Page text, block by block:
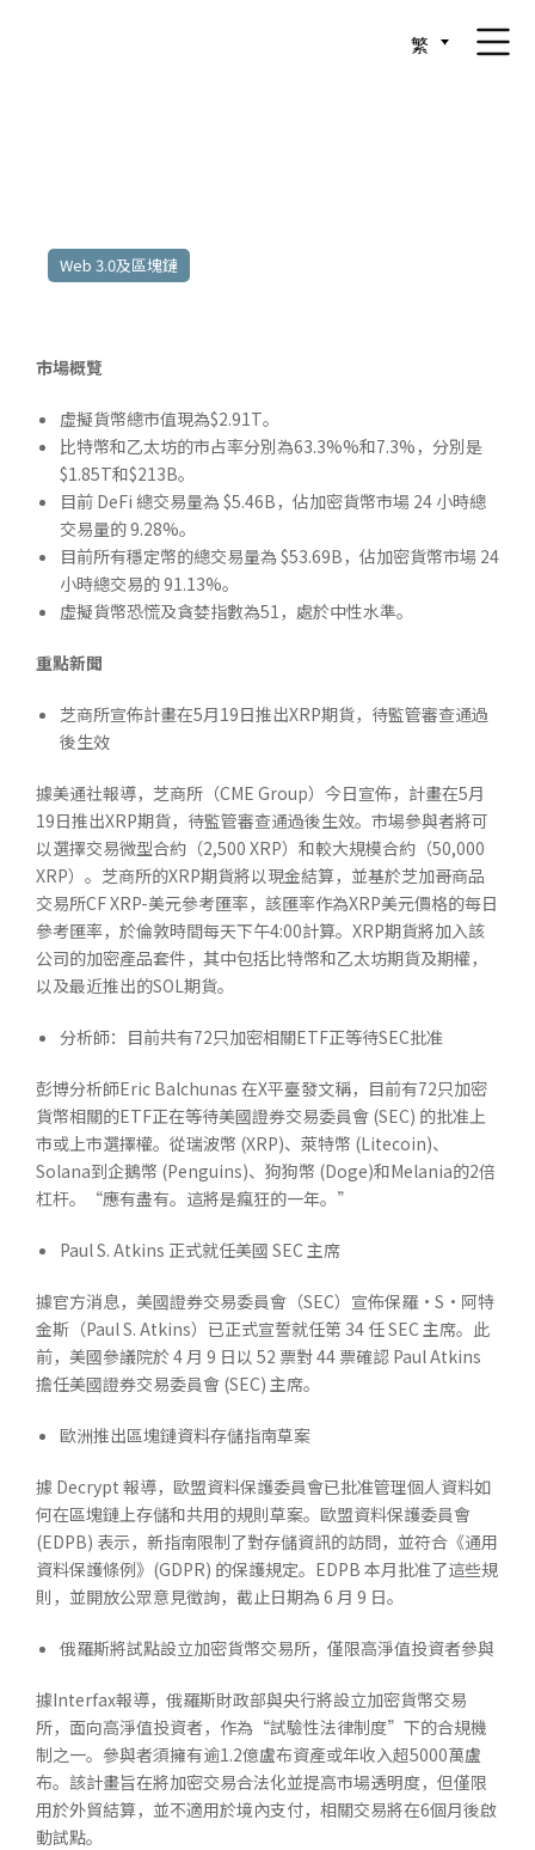
繁
Web 3.0及區塊鏈
市場概覽
虛擬貨幣總市值現為$2.91T。
比特幣和乙太坊的市占率分別為63.3%%和7.3%，分別是
$1.85T和$213B。
目前 DeFi 總交易量為 $5.46B，佔加密貨幣市場 24 小時總
交易量的 9.28%。
目前所有穩定幣的總交易量為 $53.69B，佔加密貨幣市場 24
小時總交易的 91.13%。
虛擬貨幣恐慌及貪婪指數為51，處於中性水準。
重點新聞
芝商所宣佈計畫在5月19日推出XRP期貨，待監管審查通過
後生效
據美通社報導，芝商所（CME Group）今日宣佈，計畫在5月
19日推出XRP期貨，待監管審查通過後生效。市場參與者將可
以選擇交易微型合約（2,500 XRP）和較大規模合約（50,000
XRP）。芝商所的XRP期貨將以現金結算，並基於芝加哥商品
交易所CF XRP-美元參考匯率，該匯率作為XRP美元價格的每日
參考匯率，於倫敦時間每天下午4:00計算。XRP期貨將加入該
公司的加密產品套件，其中包括比特幣和乙太坊期貨及期權，
以及最近推出的SOL期貨。
分析師：目前共有72只加密相關ETF正等待SEC批准
彭博分析師Eric Balchunas 在X平臺發文稱，目前有72只加密
貨幣相關的ETF正在等待美國證券交易委員會 (SEC) 的批准上
市或上市選擇權。從瑞波幣 (XRP)、萊特幣 (Litecoin)、
Solana到企鵝幣 (Penguins)、狗狗幣 (Doge)和Melania的2倍
杠杆。“應有盡有。這將是瘋狂的一年。”
Paul S. Atkins 正式就任美國 SEC 主席
據官方消息，美國證券交易委員會（SEC）宣佈保羅·S·阿特
金斯（Paul S. Atkins）已正式宣誓就任第 34 任 SEC 主席。此
前，美國參議院於 4 月 9 日以 52 票對 44 票確認 Paul Atkins
擔任美國證券交易委員會 (SEC) 主席。
歐洲推出區塊鏈資料存儲指南草案
據 Decrypt 報導，歐盟資料保護委員會已批准管理個人資料如
何在區塊鏈上存儲和共用的規則草案。歐盟資料保護委員會
(EDPB) 表示，新指南限制了對存儲資訊的訪問，並符合《通用
資料保護條例》(GDPR) 的保護規定。EDPB 本月批准了這些規
則，並開放公眾意見徵詢，截止日期為 6 月 9 日。
俄羅斯將試點設立加密貨幣交易所，僅限高淨值投資者參與
據Interfax報導，俄羅斯財政部與央行將設立加密貨幣交易
所，面向高淨值投資者，作為“試驗性法律制度”下的合規機
制之一。參與者須擁有逾1.2億盧布資產或年收入超5000萬盧
布。該計畫旨在將加密交易合法化並提高市場透明度，但僅限
用於外貿結算，並不適用於境內支付，相關交易將在6個月後啟
動試點。